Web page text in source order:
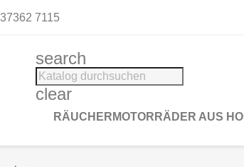
7115
search
clear
RÄUCHERMOTORRÄDER AUS